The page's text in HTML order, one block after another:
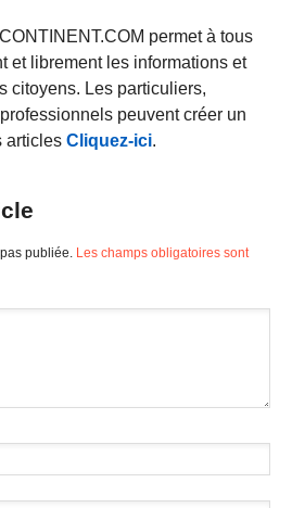
permet à tous
et librement les informations et
citoyens. Les particuliers,
peuvent créer un
articles Cliquez-ici.
publiée. Les champs obligatoires sont